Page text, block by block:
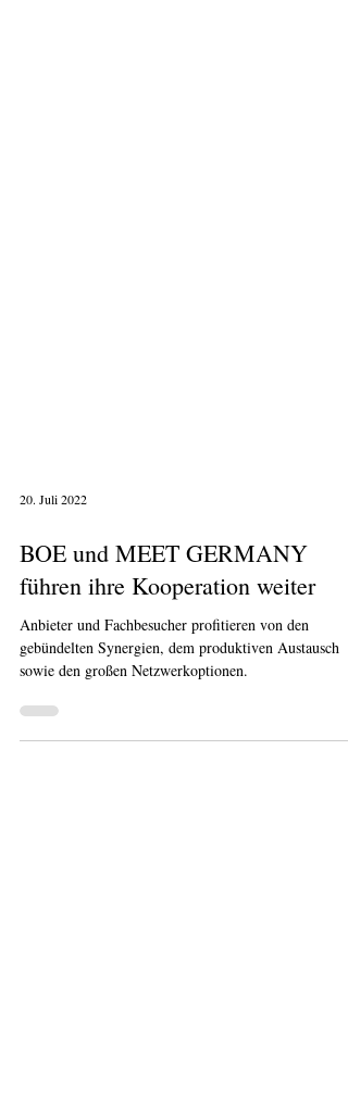
BOE und MEET GERMANY
führen ihre Kooperation weiter
Anbieter und Fachbesucher profitieren von den
gebündelten Synergien, dem produktiven Austausch
sowie den großen Netzwerkoptionen.